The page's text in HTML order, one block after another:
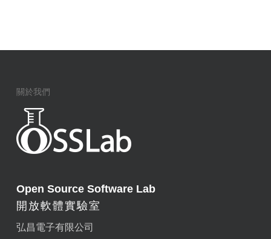
關於我們
Open Source Software Lab
開放軟體實驗室
弘昌電子有限公司